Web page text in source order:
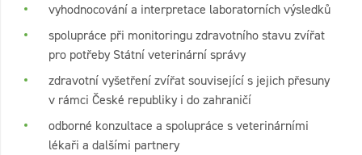
vyhodnocování a interpretace laboratorních výsledků
spolupráce při monitoringu zdravotního stavu zvířat
pro potřeby Státní veterinární správy
zdravotní vyšetření zvířat související s jejich přesuny
v rámci České republiky i do zahraničí
odborné konzultace a spolupráce s veterinárními
lékaři a dalšími partnery